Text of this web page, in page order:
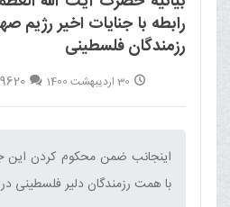
رابطه با جنایات اخیر
رزمندگان فلسطینی
30 اردیبهشت 1400
اینجانب ضمن محکوم کردن این
با همت رزمندگان دلیر فلسطینی